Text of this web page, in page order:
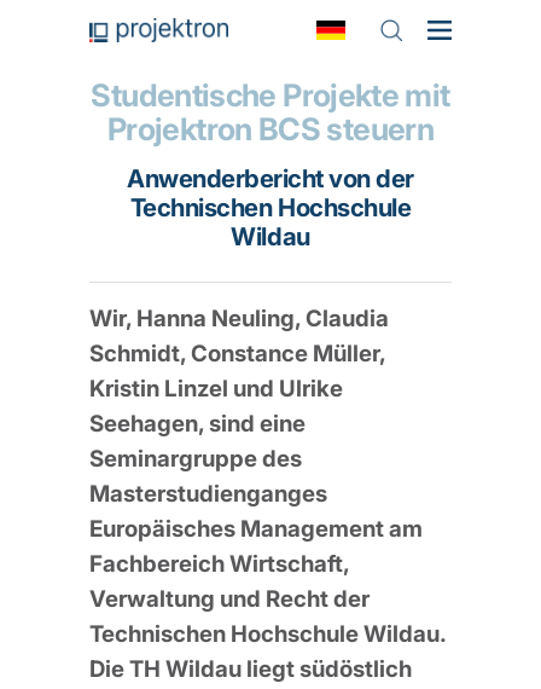
Studentische Projekte mit
Projektron BCS steuern
Anwenderbericht von der
Technischen Hochschule
Wildau
Wir, Hanna Neuling, Claudia
Schmidt, Constance Müller,
Kristin Linzel und Ulrike
Seehagen, sind eine
Seminargruppe des
Masterstudienganges
Europäisches Management am
Fachbereich Wirtschaft,
Verwaltung und Recht der
Technischen Hochschule Wildau.
Die TH Wildau liegt südöstlich